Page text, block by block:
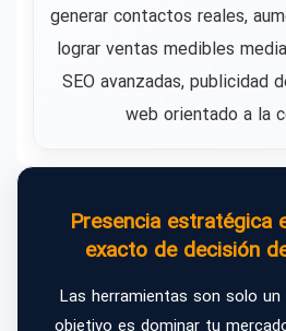
generar contactos reales,
lograr ventas medibles
SEO avanzadas, publicidad
web orientado a la
Presencia estratégica
exacto de decisión
Las herramientas son solo un